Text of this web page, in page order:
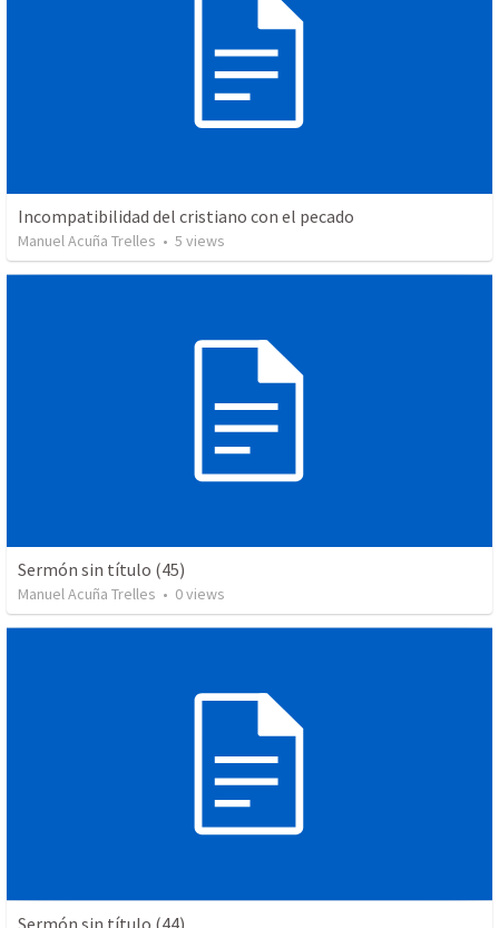
Incompatibilidad del cristiano con el pecado
Manuel Acuña Trelles • 5 views
Sermón sin título (45)
Manuel Acuña Trelles • 0views
Sermón sin título (44)